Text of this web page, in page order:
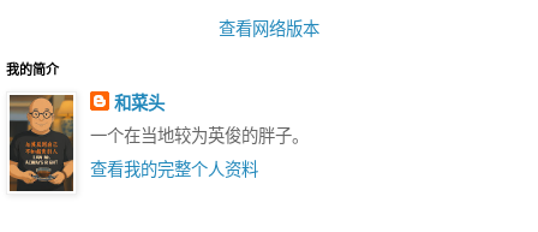
查看网络版本
我的简介
和菜头
一个在当地较为英俊的胖子。
查看我的完整个人资料